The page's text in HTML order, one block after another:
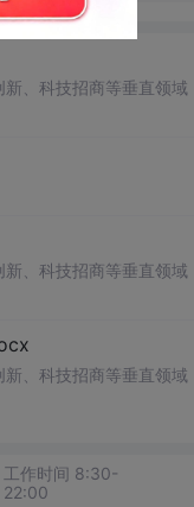
、科技招商等垂直领域
、科技招商等垂直领域
、科技招商等垂直领域
工作时间 8:30-
22:00